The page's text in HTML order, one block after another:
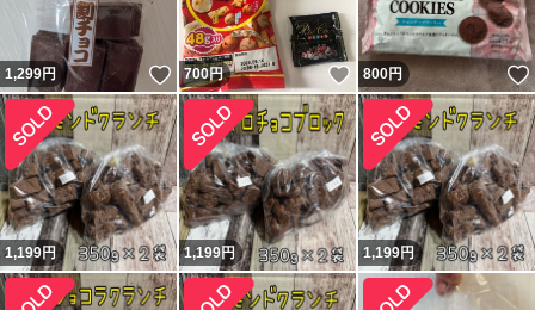
1,299円 いいね！
700円 いいね！
800円
1,199円 1,199円 1,199円